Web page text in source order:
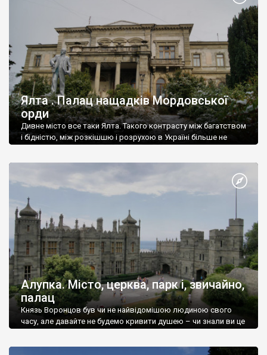
Ялта . Палац нащадків Мордовської
орди
Дивне місто все таки Ялта. Такого контрасту між багатством
і бідністю, між розкішшю і розрухою в Україні більше не
Алупка. Місто, церква, парк і, звичайно,
палац
Князь Воронцов був чи не найвідомішою людиною свого
часу, але давайте не будемо кривити душею – чи знали ви це